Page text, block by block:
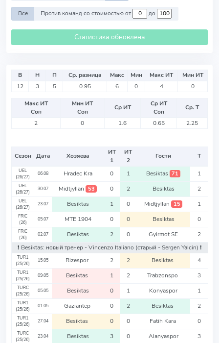
Все Против команд со стоимостью от до
Статистика обновлена
В Н П Ср. разница Макс Мин Макс ИТ
Мин ИТ
12
3 5 0.95 6 0 4 0
Макс ИТ
Соп
Мин ИТ
Соп
Ср ИТ
Ср ИТ
Соп
Ср. Т
2
0 1.6 0.65 2.25
Сезон Дата Хозяева
ИТ
1
ИТ
2
Гости Т
UEL
(26/27)
06.08 Hradec Kra 0 1 Besiktas 71 1
UEL
(26/27)
30.07 Midtjyllan 53 0 2 Besiktas 2
UEL
(26/27)
23.07 Besiktas 1 0 Midtjyllan 15 1
FRIC
(26)
05.07 MTE 1904 0 0 Besiktas 0
FRIC
(26)
02.07 Besiktas 2 0 Gyirmot SE
2
❗️ Besiktas: новый тренер - Vincenzo Italiano (старый - Sergen Yalcin) ❗️
TUR1
(25/26)
15.05 Rizespor 2 2 Besiktas 4
TUR1
(25/26)
09.05 Besiktas 1 2 Trabzonspo 3
TURC
(25/26)
05.05 Besiktas 0 1 Konyaspor 1
TUR1
(25/26)
01.05 Gaziantep 0 2 Besiktas 2
TUR1
(25/26)
27.04 Besiktas 0 0 Fatih Kara 0
TURC
(25/26)
23.04 Besiktas 3 0 Alanyaspor 3